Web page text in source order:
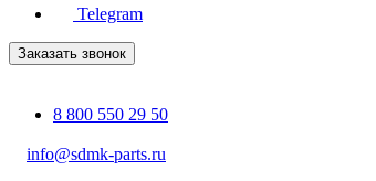
Telegram
Заказать звонок
8 800 550 29 50
info@sdmk-parts.ru